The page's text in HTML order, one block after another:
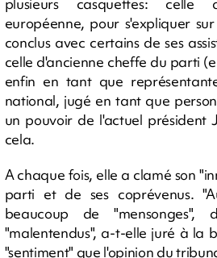
européenne, pour s'expliquer
conclus avec certains de ses
celle d'ancienne cheffe du parti
enfin en tant que
national, jugé en tant que
un pouvoir de l'actuel président
cela.
A chaque fois, elle a clamé son
parti et de ses coprévenus.
beaucoup de
"malentendus", a-t-elle juré à la
"sentiment" que l'opinion du